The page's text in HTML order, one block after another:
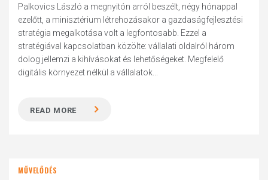
Palkovics László a megnyitón arról beszélt, négy hónappal
ezelőtt, a minisztérium létrehozásakor a gazdaságfejlesztési
stratégia megalkotása volt a legfontosabb. Ezzel a
stratégiával kapcsolatban közölte: vállalati oldalról három
dolog jellemzi a kihívásokat és lehetőségeket. Megfelelő
digitális környezet nélkül a vállalatok...
READ MORE
MŰVELŐDÉS